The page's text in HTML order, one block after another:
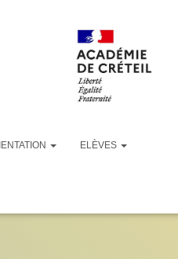
ELÈVES